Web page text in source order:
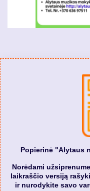
Popierinė "Alytaus
Norėdami
laikraščio versiją
ir nurodykite savo